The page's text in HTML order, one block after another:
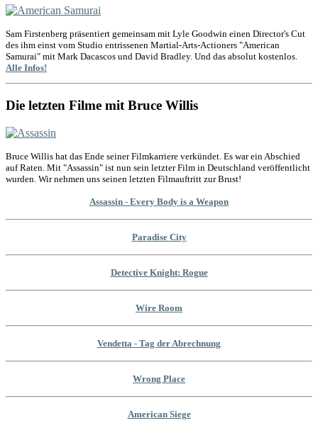
Sam Firstenberg präsentiert gemeinsam mit Lyle Goodwin einen Director's Cut
des ihm einst vom Studio entrissenen Martial-Arts-Actioners "American
Samurai" mit Mark Dacascos und David Bradley. Und das absolut kostenlos.
Alle Infos!
Die letzten Filme mit Bruce Willis
Bruce Willis hat das Ende seiner Filmkarriere verkündet. Es war ein Abschied
auf Raten. Mit "Assassin" ist nun sein letzter Film in Deutschland veröffentlicht
wurden. Wir nehmen uns seinen letzten Filmauftritt zur Brust!
Assassin - Every Body is a Weapon
Paradise City
Detective Knight: Rogue
Wire Room
Vendetta - Tag der Abrechnung
Wrong Place
American Siege